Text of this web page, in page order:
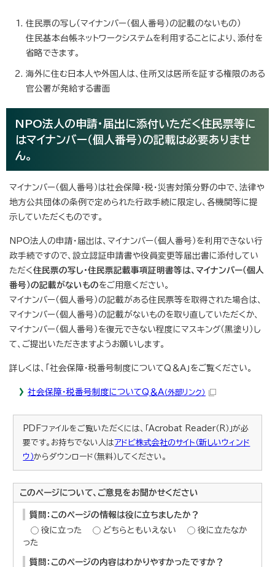
住民票の写し（マイナンバー（個人番号）の記載のないもの）
住民基本台帳ネットワークシステムを利用することにより、添付を
省略できます。
海外に住む日本人や外国人は、住所又は居所を証する権限のある
官公署が発給する書面
NPO法人の申請・届出に添付いただく住民票等に
はマイナンバー（個人番号）の記載は必要ありませ
ん。
マイナンバー（個人番号）は社会保障・税・災害対策分野の中で、法律や
地方公共団体の条例で定められた行政手続に限定し、各機関等に提
示していただくものです。
NPO法人の申請・届出は、マイナンバー（個人番号）を利用できない行
政手続ですので、設立認証申請書や役員変更等届出書に添付してい
ただく住民票の写し・住民票記載事項証明書等は、マイナンバー（個人
番号）の記載がないものをご用意ください。
マイナンバー（個人番号）の記載がある住民票等を取得された場合は、
マイナンバー（個人番号）の記載がないものを取り直していただくか、
マイナンバー（個人番号）を復元できない程度にマスキング（黒塗り）し
て、ご提出いただきますようお願いします。
詳しくは、「社会保障・税番号制度についてQ＆A」をご覧ください。
社会保障・税番号制度についてQ＆A（外部リンク）
PDFファイルをご覧いただくには、「Acrobat Reader（R）」が必
要です。お持ちでない人はアドビ株式会社のサイト（新しいウィンド
ウ）からダウンロード（無料）してください。
このページについて、ご意見をお聞かせください
質問：このページの情報は役に立ちましたか？
役に立った
どちらともいえない
役に立たなか
った
質問：このページの内容はわかりやすかったですか？